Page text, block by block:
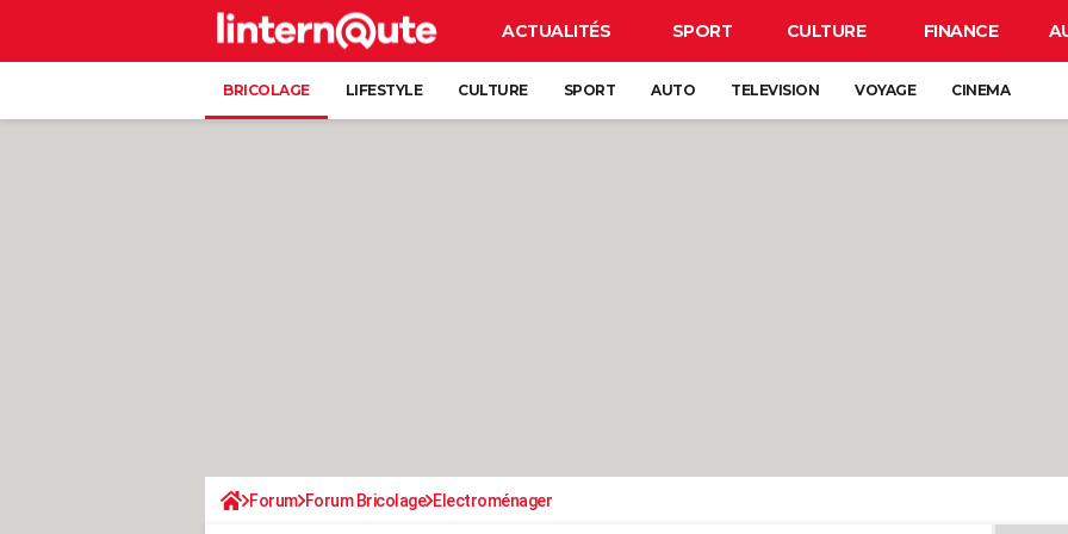
ACTUALITÉS SPORT CULTURE FINANCE
BRICOLAGE LIFESTYLE CULTURE SPORT AUTO TELEVISION VOYAGE CINEMA
Forum Forum Bricolage Electroménager